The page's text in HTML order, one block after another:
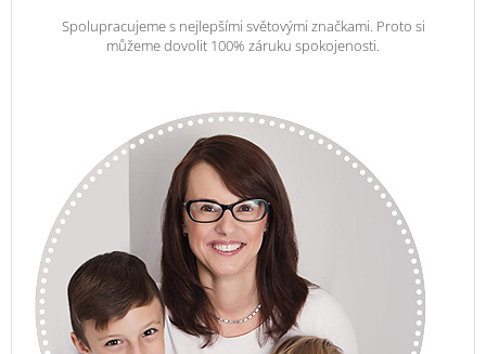
Spolupracujeme s nejlepšími světovými značkami. Proto si
můžeme dovolit 100% záruku spokojenosti.